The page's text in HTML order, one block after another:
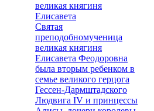
великая княгиня
Елисавета
Святая
преподобномученица
великая княгиня
Елисавета Феодоровна
была вторым ребенком в
семье великого герцога
Гессен-Дармштадского
Людвига IV и принцессы